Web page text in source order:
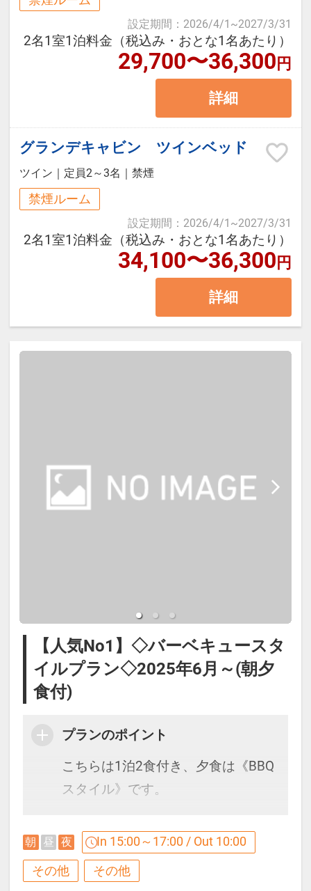
■お車以外でお越しのお客様につい
て
お迎えはございません。お送りは
ＪＲ御殿場駅、又は東名御殿場IC停
留所まで行っております。
■箱根小涌園ユネッサンご利用につ
いて（ご宿泊の当日及び翌日利用）
箱根小涌園ユネッサン(水着ゾーン）
と元湯 森の湯（裸ゾーン）がご利用
できます。
ユネッサン受付（4階）にて藤乃煌
に宿泊の旨とお名前をお申し出くだ
※藤乃煌に立ち寄る必要はございま
せん。藤乃煌～ユネッサンは車で約
※2026年5月26日～28日は、2026
年12月8日～10日はユネッサン・森
の湯が休業のため、2026年5月25
鰆のタタキ梅のジュレ/苺の生ハムロ
ール姫風/野菜と桜エビのマリネ/サ
ラダミモザ風/コーンドレッシング
紅富士マスと富士マッシュルームの
ブイヤベース
【デザート】
御殿場玉子と丹那牛乳の自家製プリ
ン
＊メニュー内容は、仕入れ状況によ
り変わることがございます。
※季節や仕入れ状況により内容が変
■お食事開始時間
す。
■お食事終了時間
【ご朝食】
山の朝食はヘルシーなコンチネンタ
ル・ブレックファーストスタイルに
ホテルでは体験できないユニークで
贅沢な藤乃煌の朝。森を抜ける清清
しい風と青空の下、いつもより、う
さい。
※オリジナルサンドウィッチ、サラ
小田急オリジナルプラン（プライベ
ートBBQスタイルグレードアッププ
・箱根小涌園ユネッサン入場券付
（ご宿泊の当日及び翌日利用）
・御殿場プレミアムアウトレットク
ーポンシート進呈（藤乃煌フロント
にて進呈）
＜グレードアップ内容＞
・夕食時、オードブル・スープ・デ
ザートをご用意いたします。
【ご夕食】
藤乃煌がご用意するBBQスタイル
食器・器具はすべて藤乃煌がご準
備、器具の使い方・調理の仕方のマ
ニュアルをご用意しておりますの
ご自身で行っていただきます。
■夕食メニュー
【パン】
【メインディッシュ】
静岡県産豚ロースのトマホーク/国産
牛肩ロース/メガソーセージ/野菜/ロ
※サラダはオードブル内に入ります
※こどもA・Ｂはお子様用食事のご
用意となります。
設定期間 ： 2026/4/1 ~2027/3/31
2名1室1泊料金（税込み・おとな1名あたり）
29,700〜36,300円
詳細
グランデキャビン ツインベッド
ツイン 定員2～3名 禁煙
禁煙ルーム
設定期間 ： 2026/4/1 ~2027/3/31
2名1室1泊料金（税込み・おとな1名あたり）
34,100〜36,300円
詳細
【人気No1】◇バーベキュースタ
イルプラン◇2025年6月～(朝夕
食付)
プランのポイント
こちらは1泊2食付き、夕食は《BBQ
スタイル》です。
【ご夕食】《BBQスタイル》
・サラダ、パン、メインディッシュ
で構成されている夕食となります。
朝 昼 夜 In 15:00～17:00 / Out 10:00
その他 その他